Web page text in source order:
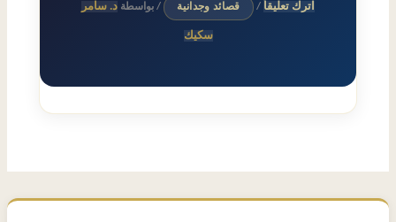
اترك تعليقاً / قصائد وجدانية / بواسطة د. سامر
سكيك